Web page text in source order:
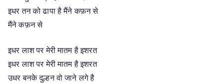
इधर तन को ढापा है मैंने कफ़न से
मैंने कफ़न से
इधर लाश पर मेरी मातम है इशरत
इधर लाश पर मेरी मातम है इशरत
उधर बनके दुल्हन वो जाने लगे है